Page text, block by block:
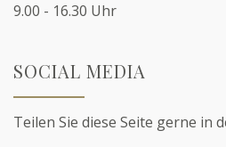
9.00 - 16.30 Uhr
SOCIAL MEDIA
Teilen Sie diese Seite gerne in